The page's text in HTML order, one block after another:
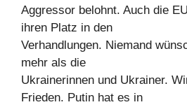
Aggressor belohnt. Auch die
ihren Platz in den
Verhandlungen. Niemand
mehr als die
Ukrainerinnen und Ukrainer.
Frieden. Putin hat es in